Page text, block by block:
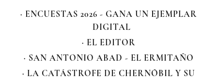
· ENCUESTAS 2026 - GANA UN EJEMPLAR
DIGITAL
· EL EDITOR
· SAN ANTONIO ABAD - EL ERMITAÑO
· LA CATÁSTROFE DE CHERNÓBIL Y SU